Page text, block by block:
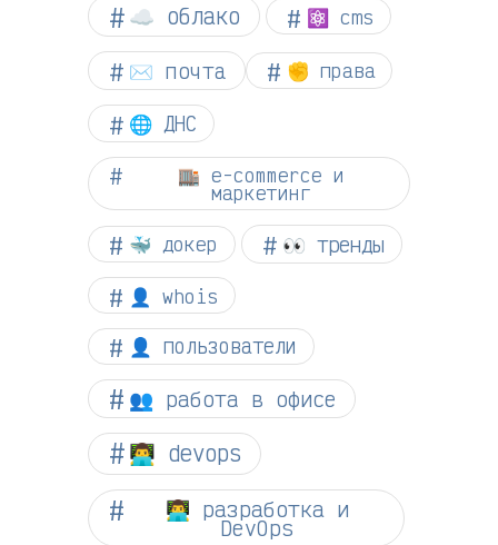
☁︎ облако ⚛ cms
✉️ почта ✊ права
🌐 ДНС
🏬 e-commerce и
маркетинг
🐳 докер 👀 тренды
👤 whois
👤 пользователи
👥 работа в офисе
👨‍💻 devops
👨‍💻 разработка и
DevOps